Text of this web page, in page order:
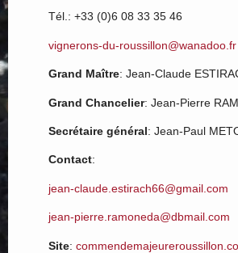
Tél.: +33 (0)6 08 33 35 46
vignerons-du-roussillon@wanadoo.fr
Grand Maître: Jean-Claude
Grand Chancelier: Jean-Pierre
Secrétaire général: Jean-Paul
Contact:
jean-claude.estirach66@gmail.com
jean-pierre.ramoneda@dbmail.com
Site: